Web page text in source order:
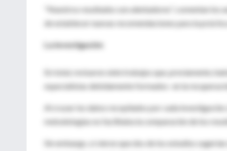
"Nuestros resultados son alentadores", comentan los
de establecer nuevas recomendaciones para la
La investigación
En total, revisaron siete trabajos que, previamente,
especialistas debidamente formados- en la
Al cruzar los datos recopilados por cada
metodologías no facilitaba la comparación de los
Sin embargo, sí vieron que dos de los estudios